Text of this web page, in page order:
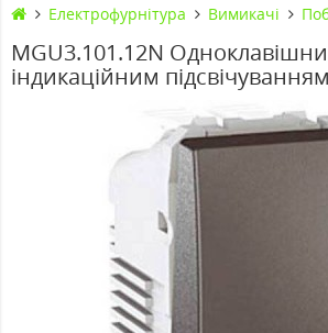
Електрофурнітура Вимикачі
MGU3.101.12N
індикаційним